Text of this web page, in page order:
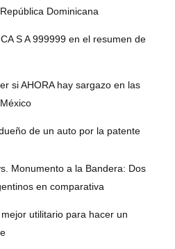
Dominicana
S A 999999 en el resumen de
si AHORA hay sargazo en las
de un auto por la patente
Monumento a la Bandera: Dos
en comparativa
utilitario para hacer un